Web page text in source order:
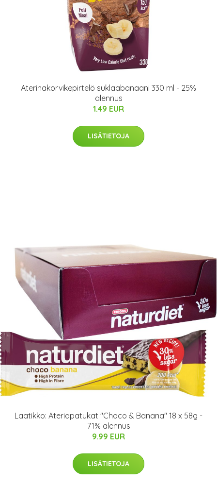
Aterinakorvikepirtelö suklaabanaani 330 ml - 25%
alennus
1.49 EUR
LISÄTIETOJA
Laatikko: Ateriapatukat "Choco & Banana" 18 x 58g -
71% alennus
9.99 EUR
LISÄTIETOJA